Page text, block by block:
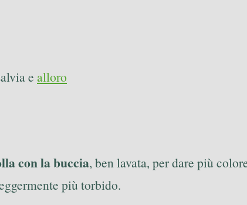
e alloro
con la buccia, ben lavata, per dare più
più torbido.